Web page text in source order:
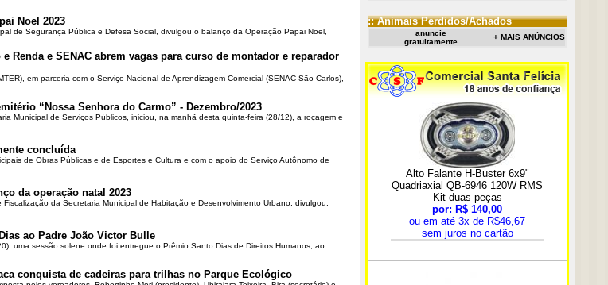
Noel 2023
de Segurança Pública e Defesa Social, divulgou o balanço da Operação Papai Noel,
Renda e SENAC abrem vagas para curso de montador e reparador
em parceria com o Serviço Nacional de Aprendizagem Comercial (SENAC São Carlos),
“Nossa Senhora do Carmo” - Dezembro/2023
Municipal de Serviços Públicos, iniciou, na manhã desta quinta-feira (28/12), a roçagem e
concluída
de Obras Públicas e de Esportes e Cultura e com o apoio do Serviço Autônomo de
da operação natal 2023
da Secretaria Municipal de Habitação e Desenvolvimento Urbano, divulgou,
ao Padre João Victor Bulle
uma sessão solene onde foi entregue o Prêmio Santo Dias de Direitos Humanos, ao
conquista de cadeiras para trilhas no Parque Ecológico
:: Animais Perdidos/Achados
anuncie
gratuitamente
+ MAIS ANÚNCIOS